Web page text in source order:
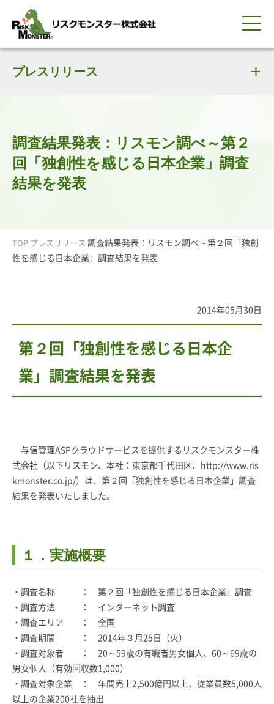
サービス紹介
選ばれる理由
知る・学ぶ
導入事例
企業情報
採用情報
IR情報
お問い合わせ
0120-259-440
平日9:00-18:00(土日祝除く)
プレスリリース
調査結果発表：リスモン調べ～第２
回「独創性を感じる日本企業」調査
結果を発表
TOP プレスリリース 調査結果発表：リスモン調べ～第２回「独創
性を感じる日本企業」調査結果を発表
2014年05月30日
第２回「独創性を感じる日本企
業」調査結果を発表
与信管理ASPクラウドサービスを提供するリスクモンスター株
式会社（以下リスモン、本社：東京都千代田区、
http://www.ris
kmonster.co.jp/）は、第２回「独創性を感じる日本企業」調査
結果を発表いたしました。
１．実施概要
・調査名称 ： 第２回「独創性を感じる日本企業」調査
・調査方法 ： インターネット調査
・調査エリア ： 全国
・調査期間 ： 2014年３月25日（火）
・調査対象者 ： 20～59歳の有職者男女個人、60～69歳の
男女個人（有効回収数1,000）
・調査対象企業 ： 年間売上2,500億円以上、従業員数5,000人
以上の企業200社を抽出